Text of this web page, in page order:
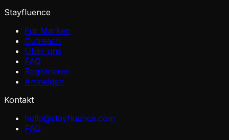
Stayfluence
Für Marken
Outreach
Über uns
FAQ
Registrieren
Anmelden
Kontakt
hello@stayfluence.com
FAQ